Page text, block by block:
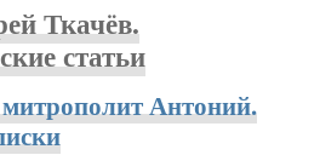
Ткачёв.
статьи
Антоний.